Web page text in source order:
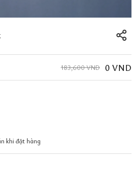
0 VND
183,600 VND
khi đặt hàng